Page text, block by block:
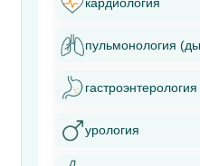
кардиология
пульмонология
гастроэнтерология
урология